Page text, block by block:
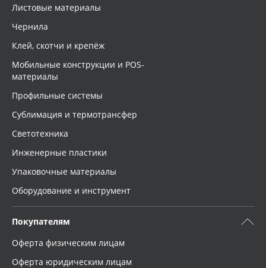
Листовые материалы
Чернила
Клей, скотчи и крепёж
Мобильные конструкции и POS-
материалы
Профильные системы
Сублимация и термотрансфер
Светотехника
Инженерные пластики
Упаковочные материалы
Оборудование и инструмент
Покупателям
Оферта физическим лицам
Оферта юридическим лицам